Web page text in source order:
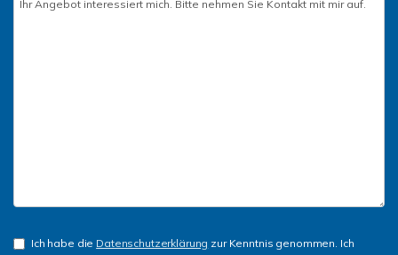
Ich habe die Datenschutzerklärung zur Kenntnis genommen. Ich